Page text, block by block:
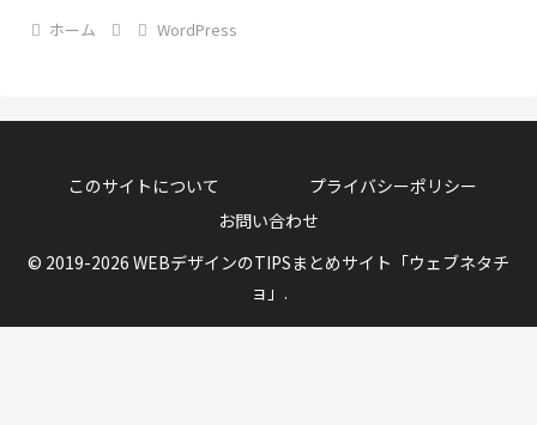
ホーム WordPress
このサイトについて
プライバシーポリシー
お問い合わせ
© 2019-2026 WEBデザインのTIPSまとめサイト「ウェブネタチ
ョ」.